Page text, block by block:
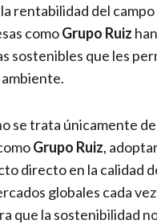
rentabilidad del
comoGrupo Ruiz
sostenibles que les
se trata únicamente
Grupo Ruiz,
directo en la calidad
globales cada
que la sostenibilidad